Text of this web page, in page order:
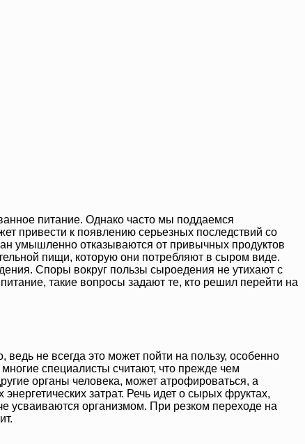
питание. Однако часто мы поддаемся
привести к появлению серьезных последствий со
умышленно отказываются от привычных продуктов
пищи, которую они потребляют в сыром виде.
Споры вокруг пользы сыроедения не утихают с
такие вопросы задают те, кто решил перейти на
не всегда это может пойти на пользу, особенно
специалисты считают, что прежде чем
органы человека, может атрофироваться, а
затрат. Речь идет о сырых фруктах,
усваиваются организмом. При резком переходе на